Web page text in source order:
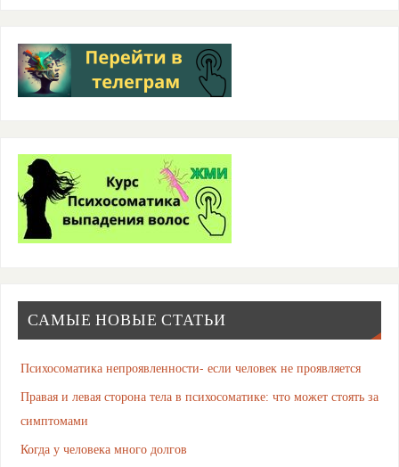
САМЫЕ НОВЫЕ СТАТЬИ
Психосоматика непроявленности- если человек не проявляется
Правая и левая сторона тела в психосоматике: что может стоять за
симптомами
Когда у человека много долгов